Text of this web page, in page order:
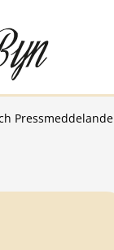
Pressmeddelande